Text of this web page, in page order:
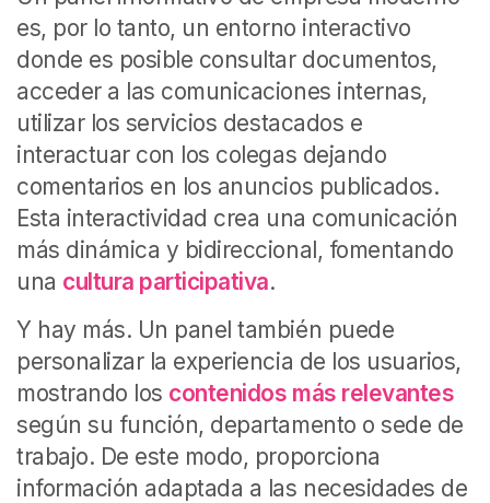
es, por lo tanto, un entorno interactivo
donde es posible consultar documentos,
acceder a las comunicaciones internas,
utilizar los servicios destacados e
interactuar con los colegas dejando
comentarios en los anuncios publicados.
Esta interactividad crea una comunicación
más dinámica y bidireccional, fomentando
una cultura participativa.
Y hay más. Un panel también puede
personalizar la experiencia de los usuarios,
mostrando los contenidos más relevantes
según su función, departamento o sede de
trabajo. De este modo, proporciona
información adaptada a las necesidades de